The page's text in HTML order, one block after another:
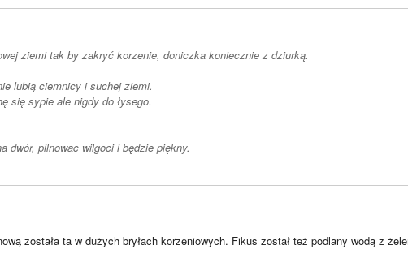
ziemi tak by zakryć korzenie, doniczka koniecznie z dziurką.
lubią ciemnicy i suchej ziemi.
się sypie ale nigdy do łysego.
dwór, pilnowac wilgoci i będzie piękny.
została ta w dużych bryłach korzeniowych. Fikus został też podlany wodą z